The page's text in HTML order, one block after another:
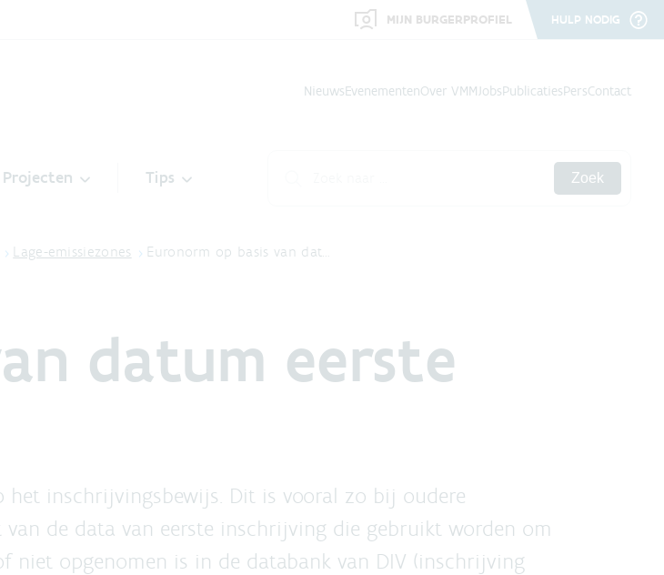
MIJN BURGERPROFIEL HULP NODIG
NieuwsEvenementenOver VMMJobsPublicatiesPersContact
Projecten Tips Zoek
Lage-emissiezones Euronorm op basis van dat…
datum eerste
inschrijvingsbewijs. Dit is vooral zo bij oudere
de data van eerste inschrijving die gebruikt worden om
niet opgenomen is in de databank van DIV (inschrijving